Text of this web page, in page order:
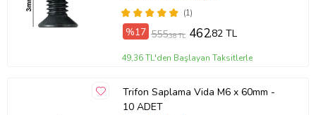
(1)
%17 555,38 TL 462,82 TL
49,36 TL'den Başlayan Taksitlerle
Trifon Saplama Vida M6 x 60mm -
10 ADET